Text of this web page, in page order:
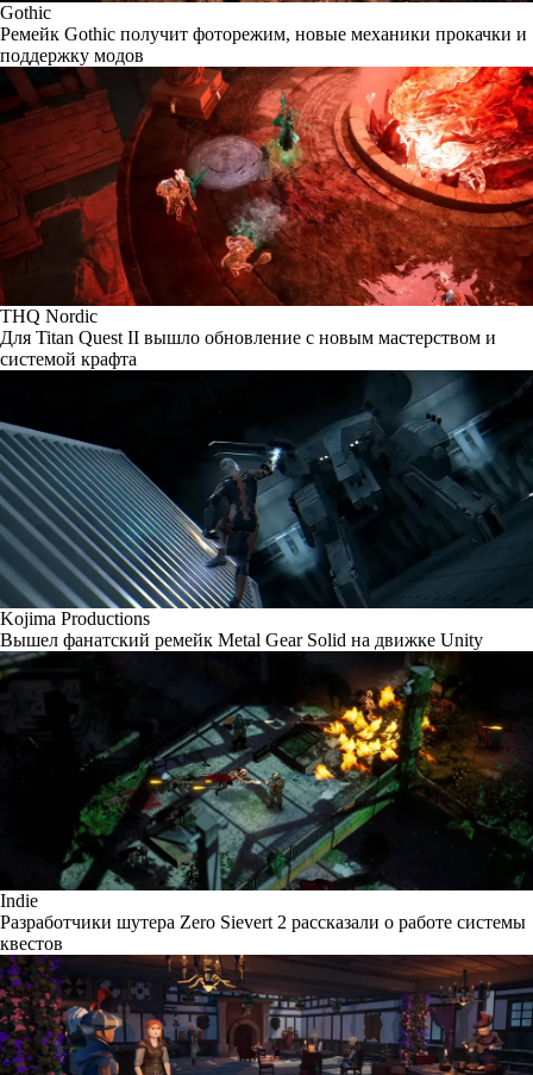
Gothic
Ремейк Gothic получит фоторежим, новые механики прокачки и
поддержку модов
THQ Nordic
Для Titan Quest II вышло обновление с новым мастерством и
системой крафта
Kojima Productions
Вышел фанатский ремейк Metal Gear Solid на движке Unity
Indie
Разработчики шутера Zero Sievert 2 рассказали о работе системы
квестов